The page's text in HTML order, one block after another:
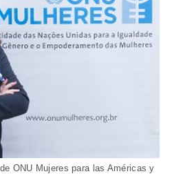
ONU Mujeres para las Américas y